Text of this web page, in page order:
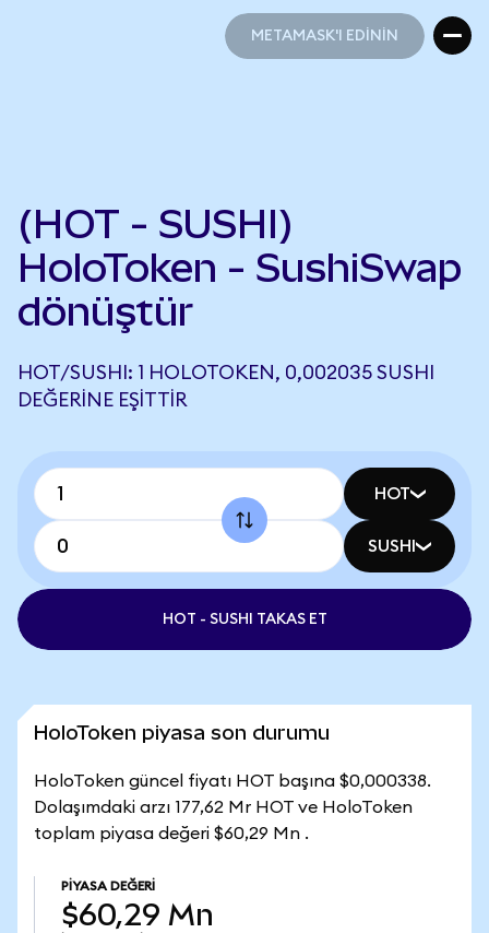
METAMASK'I EDİNİN
(HOT - SUSHI)
HoloToken - SushiSwap
dönüştür
HOT/SUSHI: 1 HOLOTOKEN, 0,002035 SUSHI
DEĞERINE EŞITTIR
HOT
SUSHI
HOT - SUSHI TAKAS ET
HoloToken piyasa son durumu
HoloToken güncel fiyatı HOT başına $0,000338.
Dolaşımdaki arzı 177,62 Mr HOT ve HoloToken
toplam piyasa değeri $60,29 Mn .
PIYASA DEĞERI
$60,29 Mn